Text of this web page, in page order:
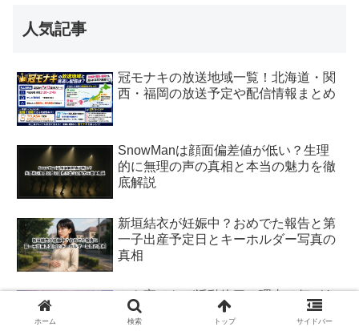
人気記事
冠モナキの放送地域一覧！北海道・関
西・福岡の放送予定や配信情報まとめ
SnowManは顔面偏差値が低い？生理
的に無理の声の真相と本当の魅力を徹
底解説
新垣結衣が妊娠中？おめでた報告と第
一子出産予定日とキーホルダー写真の
真相
とき宣はなぜ活動終了？理由は何があ
ったのか公式発表とXの反応から整理
ホーム 検索 トップ サイドバー